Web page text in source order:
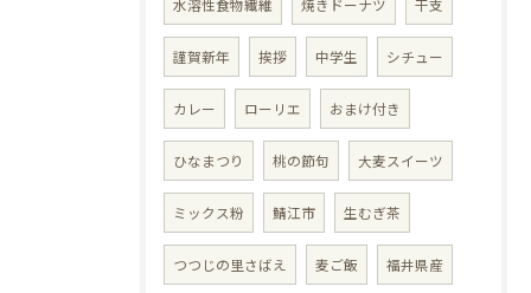
水溶性食物繊維 焼きドーナツ 干支
謹賀新年 挨拶 中学生 シチュー
カレー ローリエ おまけ付き
ひなまつり 桃の節句 大麦スイーツ
ミックス粉 鯖江市 生むぎ茶
つつじの里さばえ 麦ご飯 福井県産